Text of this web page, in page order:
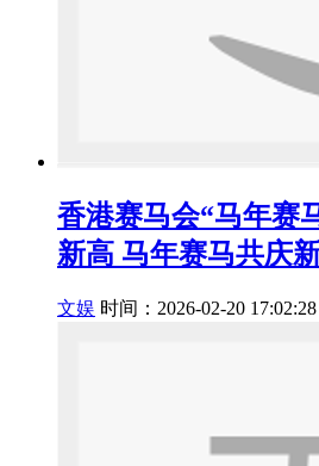
香港赛马会“马年赛
新高 马年赛马共庆
文娱 时间：2026-02-20 17:02:28